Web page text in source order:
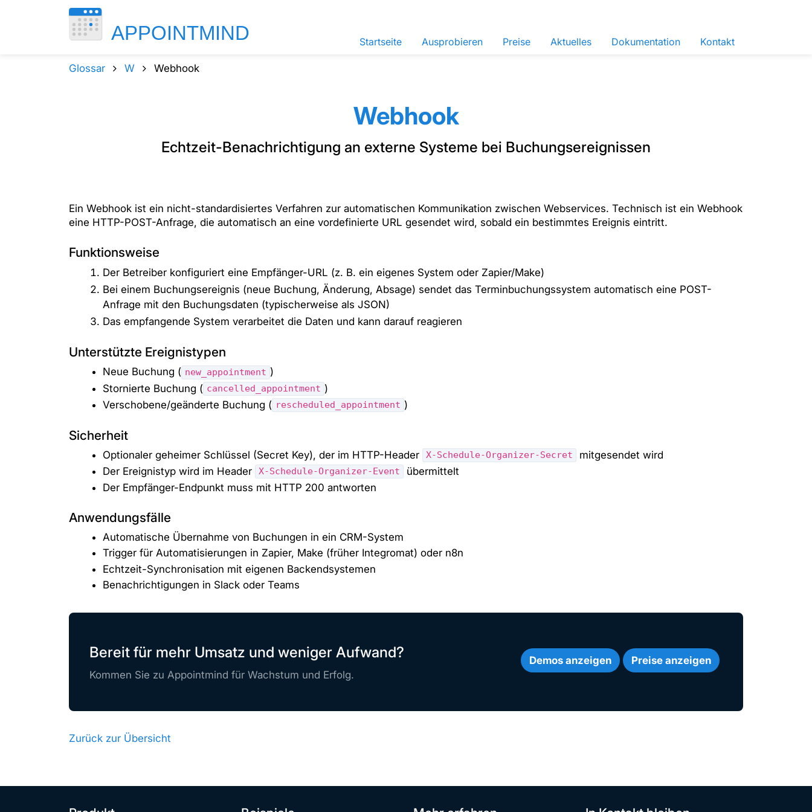
Startseite Ausprobieren Preise Aktuelles Dokumentation Kontakt
Glossar W Webhook
Webhook
Echtzeit-Benachrichtigung an externe Systeme bei Buchungsereignissen
Ein Webhook ist ein nicht-standardisiertes Verfahren zur automatischen Kommunikation zwischen Webservices. Technisch ist ein Webhook
eine HTTP-POST-Anfrage, die automatisch an eine vordefinierte URL gesendet wird, sobald ein bestimmtes Ereignis eintritt.
Funktionsweise
Der Betreiber konfiguriert eine Empfänger-URL (z. B. ein eigenes System oder Zapier/Make)
Bei einem Buchungsereignis (neue Buchung, Änderung, Absage) sendet das Terminbuchungssystem automatisch eine POST-
Anfrage mit den Buchungsdaten (typischerweise als JSON)
Das empfangende System verarbeitet die Daten und kann darauf reagieren
Unterstützte Ereignistypen
Neue Buchung ( new_appointment )
Stornierte Buchung ( cancelled_appointment )
Verschobene/geänderte Buchung ( rescheduled_appointment )
Sicherheit
Optionaler geheimer Schlüssel (Secret Key), der im HTTP-Header X-Schedule-Organizer-Secret
mitgesendet wird
Der Ereignistyp wird im Header
X-Schedule-Organizer-Event
übermittelt
Der Empfänger-Endpunkt muss mit HTTP 200 antworten
Anwendungsfälle
Automatische Übernahme von Buchungen in ein CRM-System
Trigger für Automatisierungen in Zapier, Make (früher Integromat) oder n8n
Echtzeit-Synchronisation mit eigenen Backendsystemen
Benachrichtigungen in Slack oder Teams
Bereit für mehr Umsatz und weniger Aufwand?
Kommen Sie zu Appointmind für Wachstum und Erfolg.
Demos anzeigen Preise anzeigen
Zurück zur Übersicht